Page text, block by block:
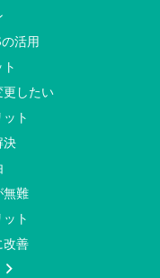
活用
更したい
ト
決
無難
ト
改善